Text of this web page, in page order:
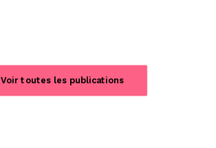
Voir toutes les publications